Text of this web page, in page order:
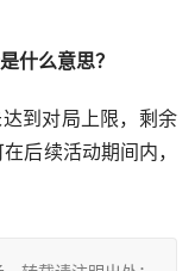
什么意思？
到对局上限，剩余
后续活动期间内，